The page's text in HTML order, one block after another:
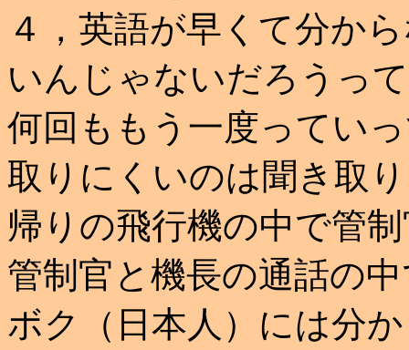
４，英語が早くて分か
いんじゃないだろうっ
何回ももう一度ってい
取りにくいのは聞き取
帰りの飛行機の中で管
管制官と機長の通話の
ボク（日本人）には分